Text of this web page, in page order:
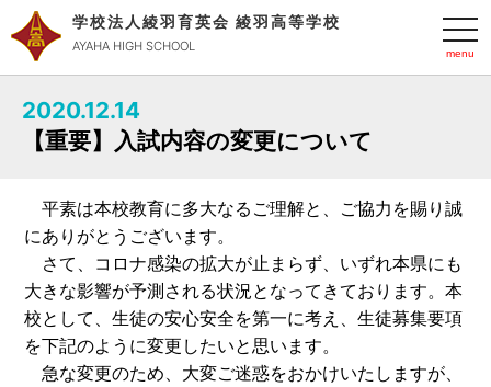
t
o
g
g
a
t
n
学校法人綾羽育英会 綾羽高等学校
AYAHA HIGH SCHOOL
2020.12.14
【重要】入試内容の変更について
平素は本校教育に多大なるご理解と、ご協力を賜り誠
にありがとうございます。
さて、コロナ感染の拡大が止まらず、いずれ本県にも
大きな影響が予測される状況となってきております。本
校として、生徒の安心安全を第一に考え、生徒募集要項
を下記のように変更したいと思います。
急な変更のため、大変ご迷惑をおかけいたしますが、